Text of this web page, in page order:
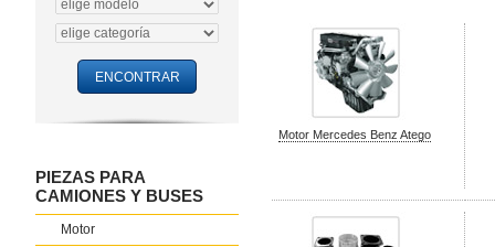
PIEZAS PARA
CAMIONES Y BUSES
Motor
Motor Mercedes Benz Atego